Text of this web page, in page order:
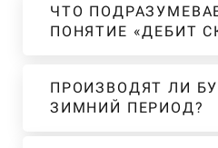
ЧТО
ПОНЯТИЕ «ДЕБИТ
ПРОИЗВОДЯТ ЛИ
ЗИМНИЙ ПЕРИОД?